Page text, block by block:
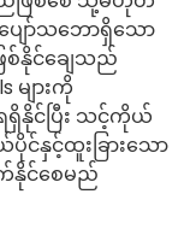
ျော်သဘောရှိသော
နိုင်ချေသည်
ျားကို
ရှိနိုင်ပြီး သင့်ကိုယ်
င့်ထူးခြားသော
နိုင်စေမည်